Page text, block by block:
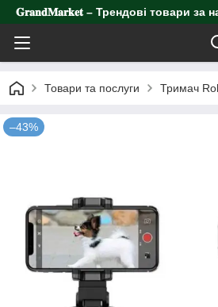
𝐆𝐫𝐚𝐧𝐝𝐌𝐚𝐫𝐤𝐞𝐭 – Трендові товари за
Товари та послуги Тримач
–43%